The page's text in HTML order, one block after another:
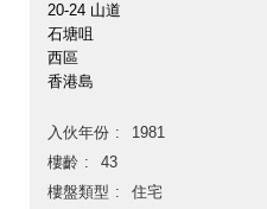
20-24 山道
石塘咀
西區
香港島
入伙年份
1981
樓齡
43
樓盤類型
住宅